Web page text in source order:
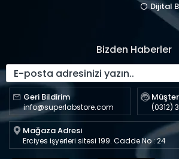
Dijital
Bizden Haberler
Geri Bildirim
info@superlabstore.com (0312)
Mağaza Adresi
Erciyes işyerleri sitesi 199. Cadde No : 24